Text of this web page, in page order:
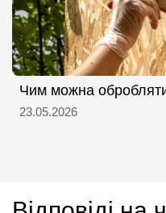
Чим можна
23.05.2026